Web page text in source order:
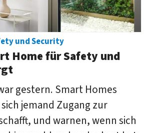
und Security
Home für Safety und
gestern. Smart Homes
jemand Zugang zur
und warnen, wenn sich